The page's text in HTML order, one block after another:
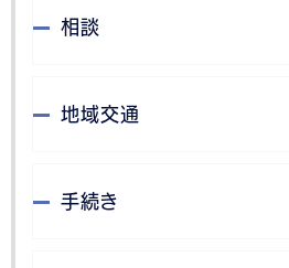
相談
地域交通
手続き